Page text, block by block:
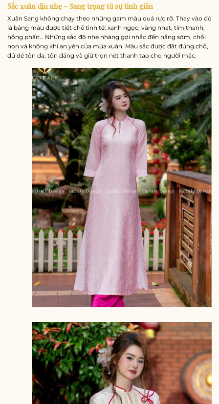
Sắc xuân dịu nhẹ – Sang trọng từ sự tinh giản
Xuân Sang không chạy theo những gam màu quá rực rỡ. Thay vào đó
là bảng màu được tiết chế tinh tế: xanh ngọc, vàng nhạt, tím thanh,
hồng phấn… Những sắc độ nhẹ nhàng gợi nhắc đến nắng sớm, chồi
non và không khí an yên của mùa xuân. Màu sắc được đặt đúng chỗ,
đủ để tôn da, tôn dáng và giữ trọn nét thanh tao cho người mặc.